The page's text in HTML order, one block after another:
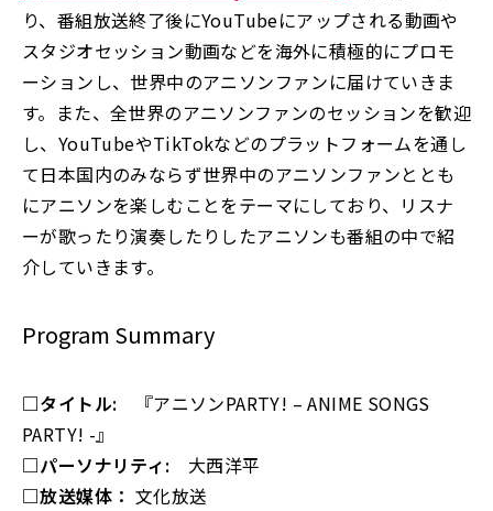
り、番組放送終了後にYouTubeにアップされる動画や
スタジオセッション動画などを海外に積極的にプロモ
ーションし、世界中のアニソンファンに届けていきま
す。また、全世界のアニソンファンのセッションを歓迎
し、YouTubeやTikTokなどのプラットフォームを通し
て日本国内のみならず世界中のアニソンファンととも
にアニソンを楽しむことをテーマにしており、リスナ
ーが歌ったり演奏したりしたアニソンも番組の中で紹
介していきます。
Program Summary
□タイトル:
『アニソンPARTY! – ANIME SONGS
PARTY! -』
□パーソナリティ: 大西洋平
□放送媒体： 文化放送